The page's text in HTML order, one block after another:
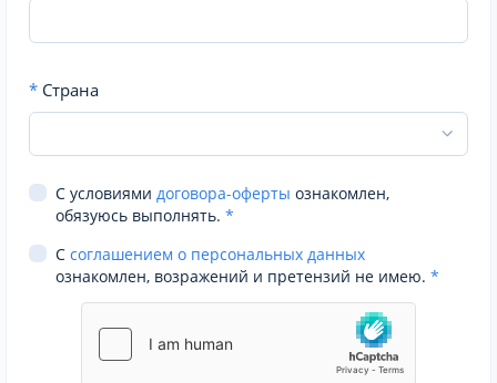
* Страна
С условиями договора-оферты ознакомлен,
обязуюсь выполнять. *
С соглашением о персональных данных
ознакомлен, возражений и претензий не имею. *